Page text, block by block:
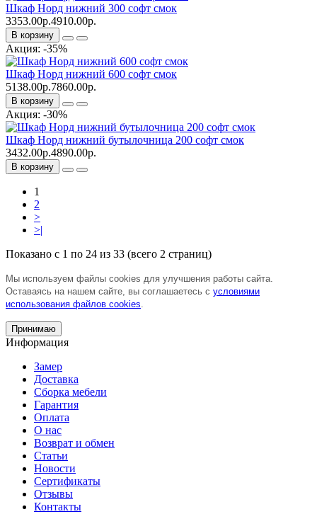
Шкаф Норд нижний 300 софт смок
3353.00р.4910.00р.
В корзину
Акция: -35%
Шкаф Норд нижний 600 софт смок
5138.00р.7860.00р.
В корзину
Акция: -30%
Шкаф Норд нижний бутылочница 200 софт смок
3432.00р.4890.00р.
В корзину
1
2
>
>|
Показано с 1 по 24 из 33 (всего 2 страниц)
Мы используем файлы cookies для улучшения работы сайта.
Оставаясь на нашем сайте, вы соглашаетесь с условиями
использования файлов cookies.
Принимаю
Информация
Замер
Доставка
Сборка мебели
Гарантия
Оплата
О нас
Возврат и обмен
Статьи
Новости
Сертификаты
Отзывы
Контакты